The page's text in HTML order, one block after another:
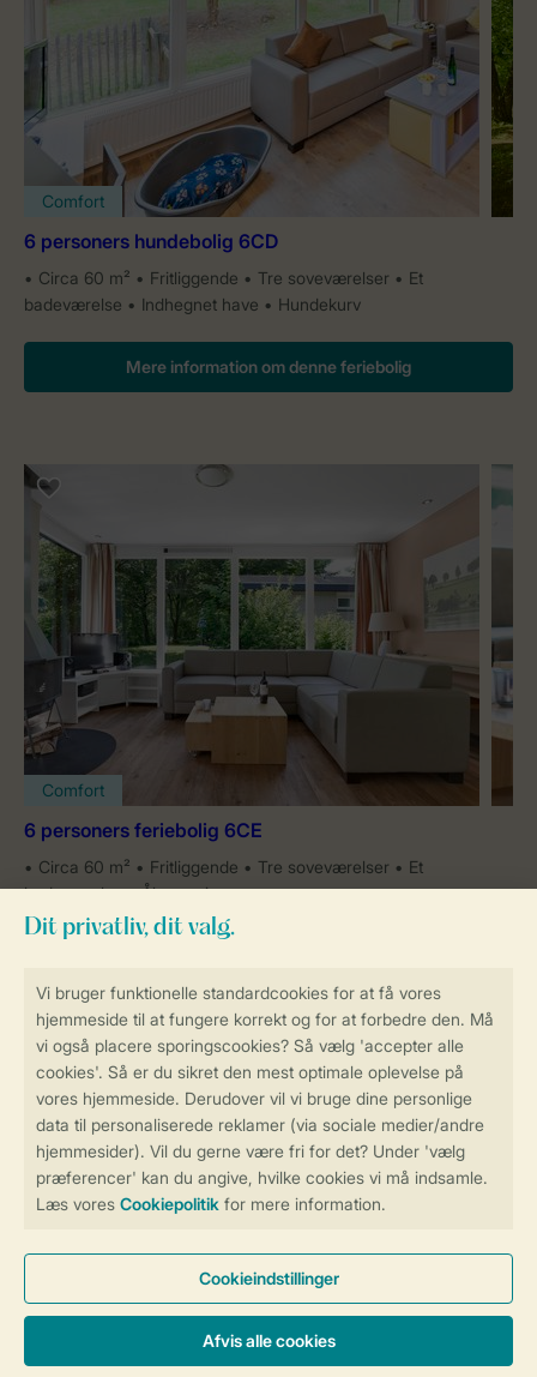
Comfort
6 personers hundebolig 6CD
Circa 60 m² Fritliggende Tre soveværelser
Et
badeværelse
Indhegnet have Hundekurv
Mere information om denne feriebolig
Comfort
6 personers feriebolig 6CE
Circa 60 m² Fritliggende Tre soveværelser
Et
badeværelse
Åben pejs